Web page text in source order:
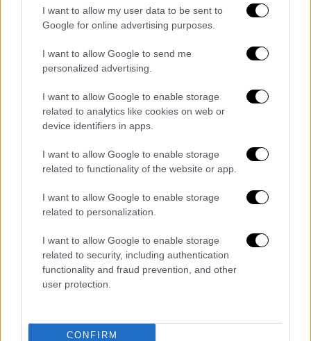
I want to allow my user data to be sent to
Google for online advertising purposes.
I want to allow Google to send me
personalized advertising.
I want to allow Google to enable storage
related to analytics like cookies on web or
device identifiers in apps.
I want to allow Google to enable storage
related to functionality of the website or app.
I want to allow Google to enable storage
related to personalization.
I want to allow Google to enable storage
related to security, including authentication
functionality and fraud prevention, and other
user protection.
CONFIRM
υπολοίπων Ελλήνων»
προνομίων δημιουργεί έμμεση διάκριση σε
βάρος των υπολοίπων Ελλήνων,
προσβάλλοντας έτσι την προσωπικότητά
Διαβάστε ακόμη